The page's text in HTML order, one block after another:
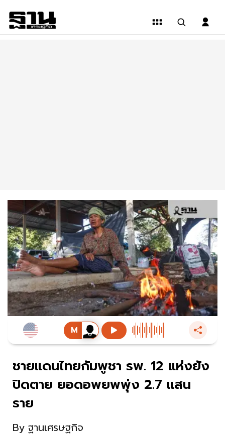
ชายแดนไทยกัมพูชา รพ. 12 แห่งยัง
ปิดตาย ยอดอพยพพุ่ง 2.7 แสน
ราย
By ฐานเศรษฐกิจ